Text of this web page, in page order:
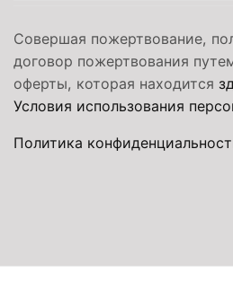
Совершая пожертвование,
договор пожертвования
оферты, которая находится
Условия использования
Политика